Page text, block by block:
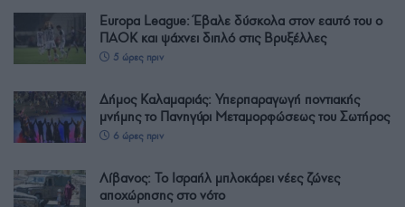
Europa League: Έβαλε δύσκολα στον εαυτό του ο
ΠΑΟΚ και ψάχνει διπλό στις Βρυξέλλες
5 ώρες πριν
Δήμος Καλαμαριάς: Υπερπαραγωγή ποντιακής
μνήμης το Πανηγύρι Μεταμορφώσεως του Σωτήρος
6 ώρες πριν
Λίβανος: Το Ισραήλ μπλοκάρει νέες ζώνες
αποχώρησης στο νότο